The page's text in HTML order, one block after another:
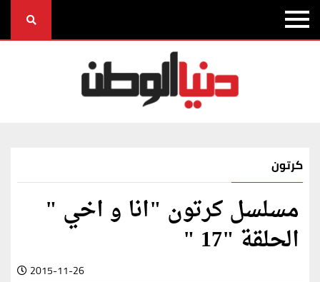
كرتون
مسلسل كرتون "انا و اخي "
الحلقة "17 "
2015-11-26